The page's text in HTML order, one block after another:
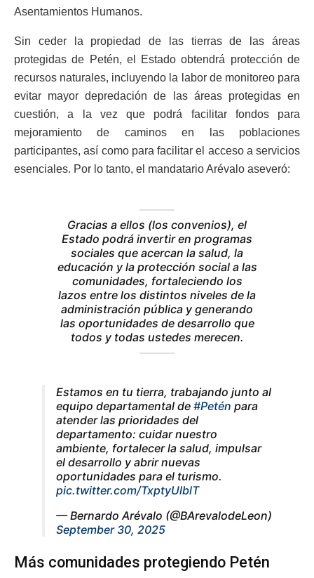
Asentamientos Humanos.
Sin ceder la propiedad de las tierras de las áreas
protegidas de Petén, el Estado obtendrá protección de
recursos naturales, incluyendo la labor de monitoreo para
evitar mayor depredación de las áreas protegidas en
cuestión, a la vez que podrá facilitar fondos para
mejoramiento de caminos en las poblaciones
participantes, así como para facilitar el acceso a servicios
esenciales. Por lo tanto, el mandatario Arévalo aseveró:
Gracias a ellos (los convenios), el
Estado podrá invertir en programas
sociales que acercan la salud, la
educación y la protección social a las
comunidades, fortaleciendo los
lazos entre los distintos niveles de la
administración pública y generando
las oportunidades de desarrollo que
todos y todas ustedes merecen.
Estamos en tu tierra, trabajando junto al
equipo departamental de #Petén para
atender las prioridades del
departamento: cuidar nuestro
ambiente, fortalecer la salud, impulsar
el desarrollo y abrir nuevas
oportunidades para el turismo.
pic.twitter.com/TxptyUlblT
— Bernardo Arévalo (@BArevalodeLeon)
September 30, 2025
Más comunidades protegiendo Petén